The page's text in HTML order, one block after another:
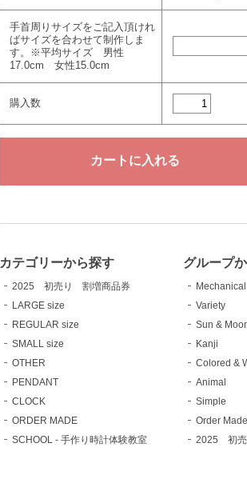
手首周りサイズをご記入頂けれ
ばサイズを合わせて制作しま
す。※平均サイズ 男性
17.0cm 女性15.0cm
購入数
カテゴリーから探す
2025 初売り 割増商品券
LARGE size
REGULAR size
SMALL size
OTHER
PENDANT
CLOCK
ORDER MADE
SCHOOL - 手作り時計体験教室
グループ
Mechanical
Variety
Sun &
Kanji
Colored &
Animal
Simple
Order Made
2025 初